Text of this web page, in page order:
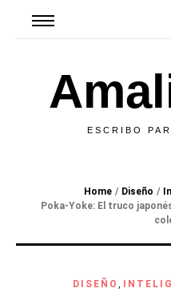
ESCRIBO
Home / Diseño /
Poka-Yoke: El truco
DISEÑO ,